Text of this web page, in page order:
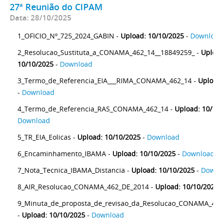
27ª Reunião do CIPAM
Data: 28/10/2025
1_OFICIO_Nº_725_2024_GABIN - Upload: 10/10/2025 -
2_Resolucao_Sustituta_a_CONAMA_462_14__18849259_ -
10/10/2025 - Download
3_Termo_de_Referencia_EIA___RIMA_CONAMA_462_14 -
- Download
4_Termo_de_Referencia_RAS_CONAMA_462_14 - Upload: 10/
Download
5_TR_EIA_Eolicas - Upload: 10/10/2025 - Download
6_Encaminhamento_IBAMA - Upload: 10/10/2025 - Download
7_Nota_Tecnica_IBAMA_Distancia - Upload: 10/10/2025 -
8_AIR_Resolucao_CONAMA_462_DE_2014 - Upload: 10/10/2025
- Upload: 10/10/2025 - Download